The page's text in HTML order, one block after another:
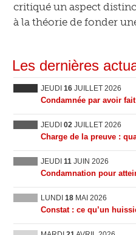
critiqué un aspect
à la théorie de fonder
Les dernières
JEUDI 16 JUILLET 2026
Condamnée par avoir
JEUDI 02 JUILLET 2026
Charge de la preuve :
JEUDI 11 JUIN 2026
Condamnation pour
LUNDI 18 MAI 2026
Constat : ce qu’un